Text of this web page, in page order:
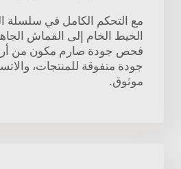
مع التحكم الكامل في سلسلة
الخيط الخام إلى القماش
فحص جودة صارم مكون من
جودة متفوقة للمنتجات،
موثوق.